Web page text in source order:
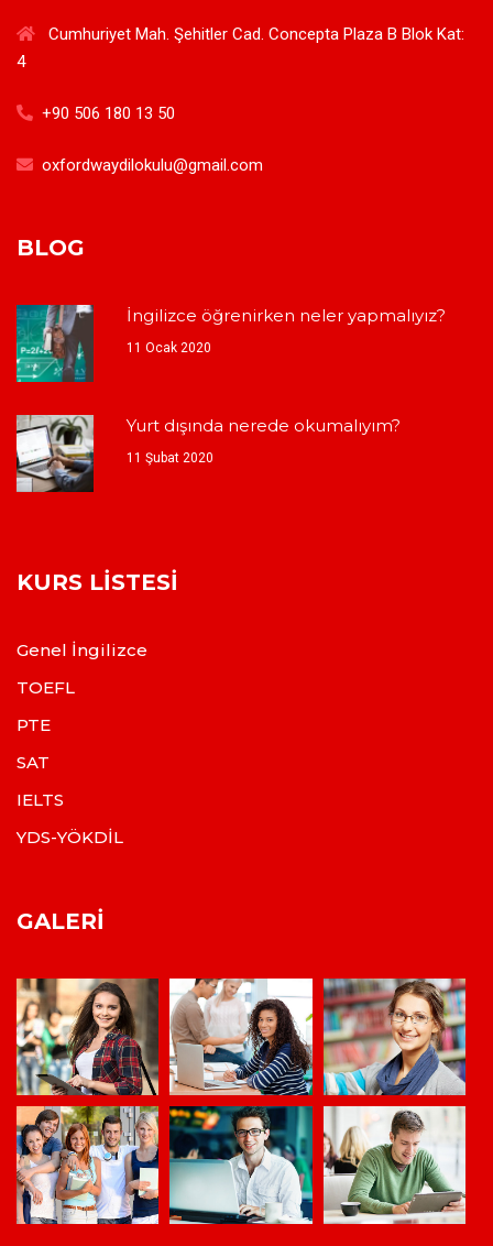
Cumhuriyet Mah. Şehitler Cad. Concepta Plaza B Blok Kat:
4
+90 506 180 13 50
oxfordwaydilokulu@gmail.com
BLOG
İngilizce öğrenirken neler yapmalıyız?
11 Ocak 2020
Yurt dışında nerede okumalıyım?
11 Şubat 2020
KURS LISTESI
Genel İngilizce
TOEFL
PTE
SAT
IELTS
YDS-YÖKDİL
GALERI